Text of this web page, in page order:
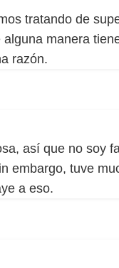
tratando de
manera
razón.
así que no soy
embargo, tuve
a eso.